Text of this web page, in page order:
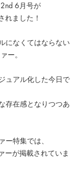
6月号が
れました！
になくてはならない
ー。
ュアル化した今日で
存在感となりつつあ
ー特集では、
ーが掲載されていま